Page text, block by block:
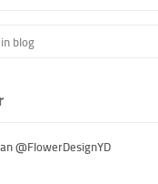
@FlowerDesignYD